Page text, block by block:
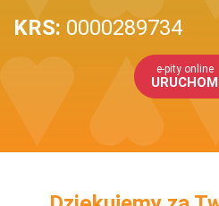
KRS: 0000289734
e-pity online
URUCHOM